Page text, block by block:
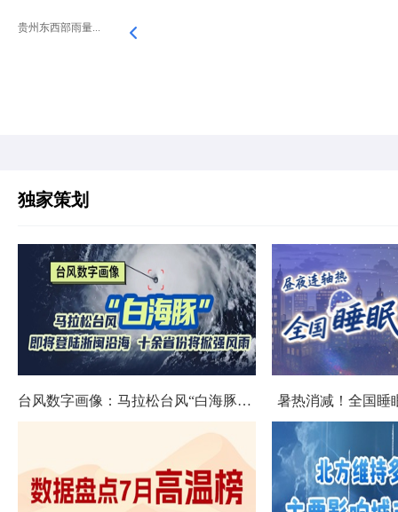
贵州东西部雨量...
独家策划
台风数字画像：马拉松台风“白海豚”将影响十余省份 暑热消减！全国睡